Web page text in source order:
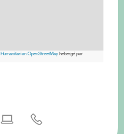
Humanitarian OpenStreetMaphébergé par